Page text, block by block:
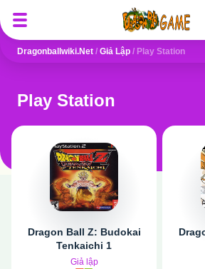
Dragonballwiki.net / Giả Lập / Play Station
Play Station
Dragon Ball Z: Budokai
Tenkaichi 1
Giả lập